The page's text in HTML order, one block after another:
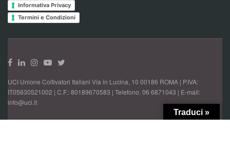
Informativa Privacy
Termini e Condizioni
UCI Unione Coltivatori Italiani Via in Lucina, 10 00186 ROMA | P.IVA:
IT05630521002 | C.F.: 80189670583 | Telefono: 06 6871043 | E-mail:
info@uci.it
Traduci »